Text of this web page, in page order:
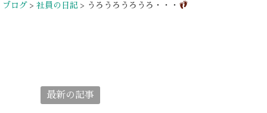
ブログ >社員の日記 > うろうろうろうろ・・・
最新の記事